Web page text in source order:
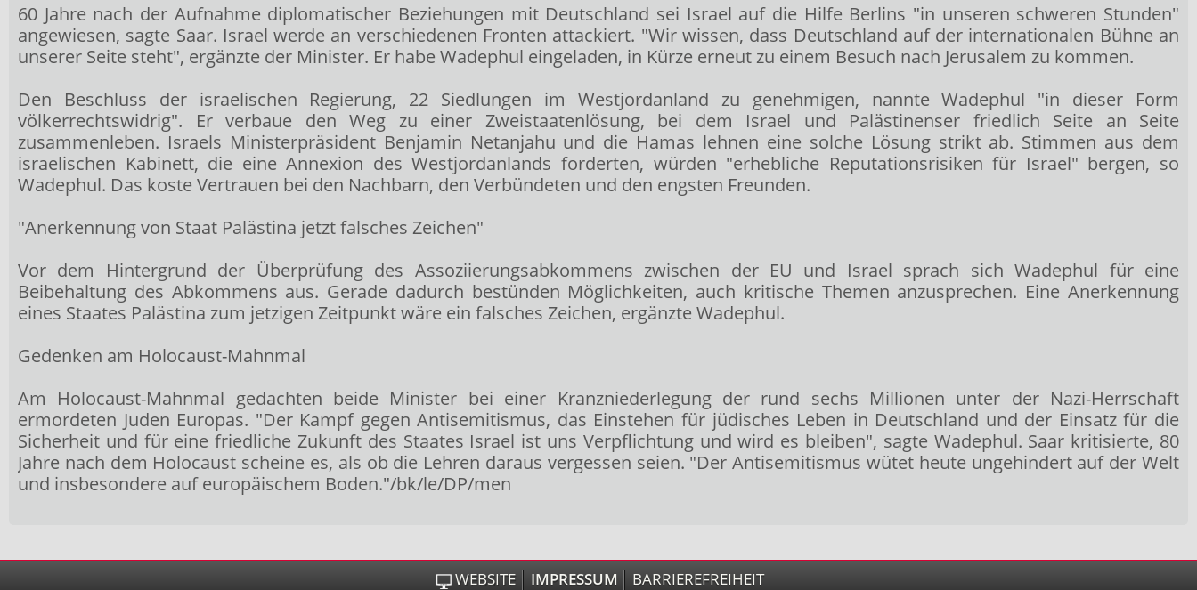
60 Jahre nach der Aufnahme diplomatischer Beziehungen mit Deutschland sei Israel auf die Hilfe Berlins "in unseren schweren Stunden"
angewiesen, sagte Saar. Israel werde an verschiedenen Fronten attackiert. "Wir wissen, dass Deutschland auf der internationalen Bühne an
unserer Seite steht", ergänzte der Minister. Er habe Wadephul eingeladen, in Kürze erneut zu einem Besuch nach Jerusalem zu kommen.
Den Beschluss der israelischen Regierung, 22 Siedlungen im Westjordanland zu genehmigen, nannte Wadephul "in dieser Form
völkerrechtswidrig". Er verbaue den Weg zu einer Zweistaatenlösung, bei dem Israel und Palästinenser friedlich Seite an Seite
zusammenleben. Israels Ministerpräsident Benjamin Netanjahu und die Hamas lehnen eine solche Lösung strikt ab. Stimmen aus dem
israelischen Kabinett, die eine Annexion des Westjordanlands forderten, würden "erhebliche Reputationsrisiken für Israel" bergen, so
Wadephul. Das koste Vertrauen bei den Nachbarn, den Verbündeten und den engsten Freunden.
"Anerkennung von Staat Palästina jetzt falsches Zeichen"
Vor dem Hintergrund der Überprüfung des Assoziierungsabkommens zwischen der EU und Israel sprach sich Wadephul für eine
Beibehaltung des Abkommens aus. Gerade dadurch bestünden Möglichkeiten, auch kritische Themen anzusprechen. Eine Anerkennung
eines Staates Palästina zum jetzigen Zeitpunkt wäre ein falsches Zeichen, ergänzte Wadephul.
Gedenken am Holocaust-Mahnmal
Am Holocaust-Mahnmal gedachten beide Minister bei einer Kranzniederlegung der rund sechs Millionen unter der Nazi-Herrschaft
ermordeten Juden Europas. "Der Kampf gegen Antisemitismus, das Einstehen für jüdisches Leben in Deutschland und der Einsatz für die
Sicherheit und für eine friedliche Zukunft des Staates Israel ist uns Verpflichtung und wird es bleiben", sagte Wadephul. Saar kritisierte, 80
Jahre nach dem Holocaust scheine es, als ob die Lehren daraus vergessen seien. "Der Antisemitismus wütet heute ungehindert auf der Welt
und insbesondere auf europäischem Boden."/bk/le/DP/men
WEBSITE IMPRESSUM BARRIEREFREIHEIT